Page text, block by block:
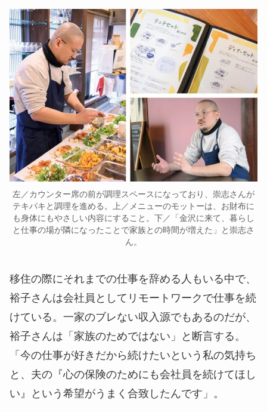
左／カウンター席の前が調理スペースになっており、崇志さんが
テキパキと調理を進める。上／メニューのモットーは、お財布に
も身体にもやさしい内容にすること。下／「金沢に来て、暮らし
と仕事の場が隣になったことで家族との時間が増えた」と崇志さ
ん。
移住の際にそれまでの仕事を辞める人もいる中で、
裕子さんは会社員としてリモートワークで仕事を続
けている。一家のブレない収入源でもあるのだが、
裕子さんは「家族のためではない」と断言する。
「今の仕事が好きだから続けたいという私の気持ち
と、夫の『心の保険のためにも会社員を続けてほし
い』という希望がうまく合致したんです」。